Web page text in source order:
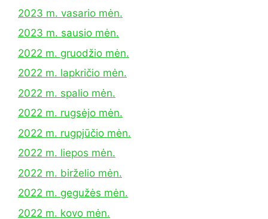
2023 m. vasario mėn.
2023 m. sausio mėn.
2022 m. gruodžio mėn.
2022 m. lapkričio mėn.
2022 m. spalio mėn.
2022 m. rugsėjo mėn.
2022 m. rugpjūčio mėn.
2022 m. liepos mėn.
2022 m. birželio mėn.
2022 m. gegužės mėn.
2022 m. kovo mėn.